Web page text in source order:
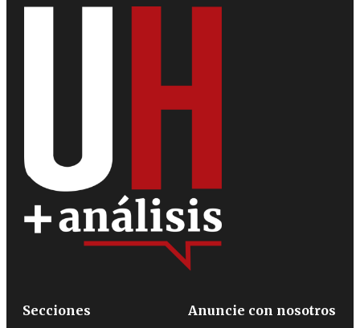
Secciones
Anuncie con nosotros